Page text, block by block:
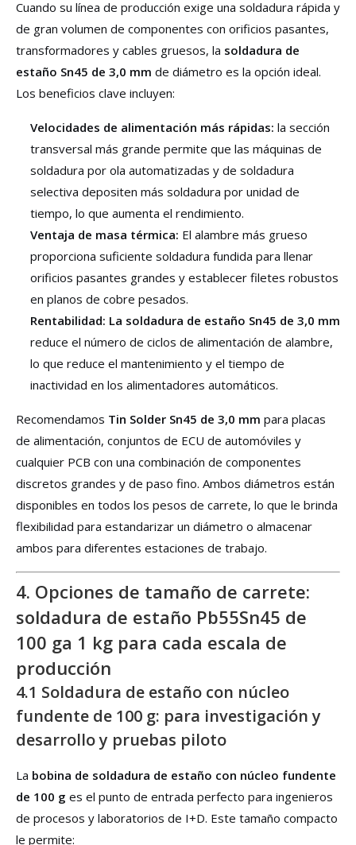
Cuando su línea de producción exige una soldadura rápida y
de gran volumen de componentes con orificios pasantes,
transformadores y cables gruesos, la soldadura de
estaño Sn45 de 3,0 mm de diámetro es la opción ideal.
Los beneficios clave incluyen:
Velocidades de alimentación más rápidas: la sección
transversal más grande permite que las máquinas de
soldadura por ola automatizadas y de soldadura
selectiva depositen más soldadura por unidad de
tiempo, lo que aumenta el rendimiento.
Ventaja de masa térmica: El alambre más grueso
proporciona suficiente soldadura fundida para llenar
orificios pasantes grandes y establecer filetes robustos
en planos de cobre pesados.
Rentabilidad: La soldadura de estaño Sn45 de 3,0 mm
reduce el número de ciclos de alimentación de alambre,
lo que reduce el mantenimiento y el tiempo de
inactividad en los alimentadores automáticos.
Recomendamos Tin Solder Sn45 de 3,0 mm para placas
de alimentación, conjuntos de ECU de automóviles y
cualquier PCB con una combinación de componentes
discretos grandes y de paso fino. Ambos diámetros están
disponibles en todos los pesos de carrete, lo que le brinda
flexibilidad para estandarizar un diámetro o almacenar
ambos para diferentes estaciones de trabajo.
4. Opciones de tamaño de carrete:
soldadura de estaño Pb55Sn45 de
100 ga 1 kg para cada escala de
producción
4.1 Soldadura de estaño con núcleo
fundente de 100 g: para investigación y
desarrollo y pruebas piloto
La bobina de soldadura de estaño con núcleo fundente
de 100 g es el punto de entrada perfecto para ingenieros
de procesos y laboratorios de I+D. Este tamaño compacto
le permite: